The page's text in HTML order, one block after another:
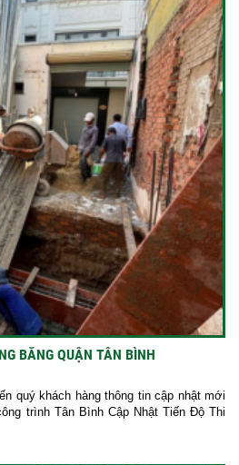
BĂNG QUẬN TÂN BÌNH
quý khách hàng thông tin cập nhật mới
trình Tân Bình Cập Nhật Tiến Độ Thi